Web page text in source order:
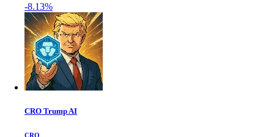
-8.13%
CRO Trump AI
CRO